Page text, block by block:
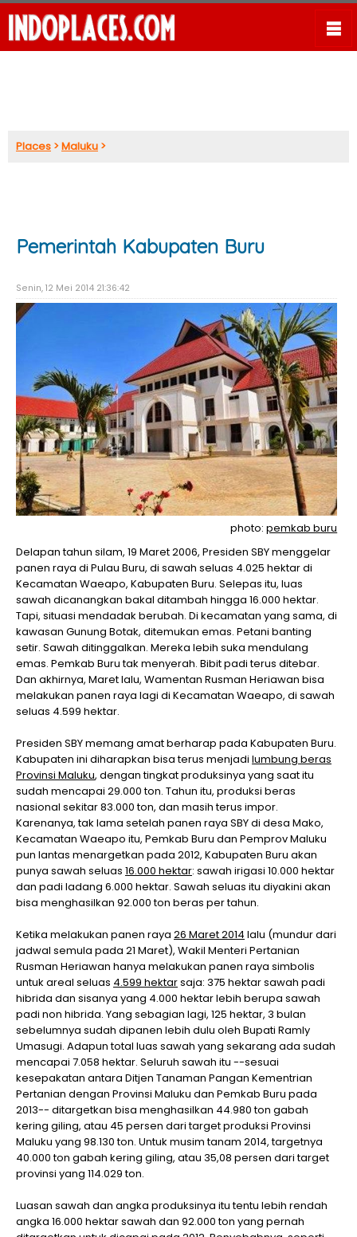
Places >Maluku >
Pemerintah Kabupaten Buru
Senin, 12 Mei 2014 21:36:42
photo:pemkab buru
Delapan tahun silam, 19 Maret 2006, Presiden SBY menggelar
panen raya di Pulau Buru, di sawah seluas 4.025 hektar di
Kecamatan Waeapo, Kabupaten Buru. Selepas itu, luas
sawah dicanangkan bakal ditambah hingga 16.000 hektar.
Tapi, situasi mendadak berubah. Di kecamatan yang sama, di
kawasan Gunung Botak, ditemukan emas. Petani banting
setir. Sawah ditinggalkan. Mereka lebih suka mendulang
emas. Pemkab Buru tak menyerah. Bibit padi terus ditebar.
Dan akhirnya, Maret lalu, Wamentan Rusman Heriawan bisa
melakukan panen raya lagi di Kecamatan Waeapo, di sawah
seluas 4.599 hektar.
Presiden SBY memang amat berharap pada Kabupaten Buru.
Kabupaten ini diharapkan bisa terus menjadi lumbung beras
Provinsi Maluku, dengan tingkat produksinya yang saat itu
sudah mencapai 29.000 ton. Tahun itu, produksi beras
nasional sekitar 83.000 ton, dan masih terus impor.
Karenanya, tak lama setelah panen raya SBY di desa Mako,
Kecamatan Waeapo itu, Pemkab Buru dan Pemprov Maluku
pun lantas menargetkan pada 2012, Kabupaten Buru akan
punya sawah seluas 16.000 hektar: sawah irigasi 10.000 hektar
dan padi ladang 6.000 hektar. Sawah seluas itu diyakini akan
bisa menghasilkan 92.000 ton beras per tahun.
Ketika melakukan panen raya 26 Maret 2014 lalu (mundur dari
jadwal semula pada 21 Maret), Wakil Menteri Pertanian
Rusman Heriawan hanya melakukan panen raya simbolis
untuk areal seluas 4.599 hektarsaja: 375 hektar sawah padi
hibrida dan sisanya yang 4.000 hektar lebih berupa sawah
padi non hibrida. Yang sebagian lagi, 125 hektar, 3 bulan
sebelumnya sudah dipanen lebih dulu oleh Bupati Ramly
Umasugi. Adapun total luas sawah yang sekarang ada sudah
mencapai 7.058 hektar. Seluruh sawah itu --sesuai
kesepakatan antara Ditjen Tanaman Pangan Kementrian
Pertanian dengan Provinsi Maluku dan Pemkab Buru pada
2013-- ditargetkan bisa menghasilkan 44.980 ton gabah
kering giling, atau 45 persen dari target produksi Provinsi
Maluku yang 98.130 ton. Untuk musim tanam 2014, targetnya
40.000 ton gabah kering giling, atau 35,08 persen dari target
provinsi yang 114.029 ton.
Luasan sawah dan angka produksinya itu tentu lebih rendah
angka 16.000 hektar sawah dan 92.000 ton yang pernah